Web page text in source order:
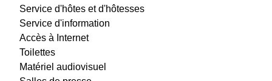
Service d'hôtes et d'hôtesses
Service d'information
Accès à Internet
Toilettes
Matériel audiovisuel